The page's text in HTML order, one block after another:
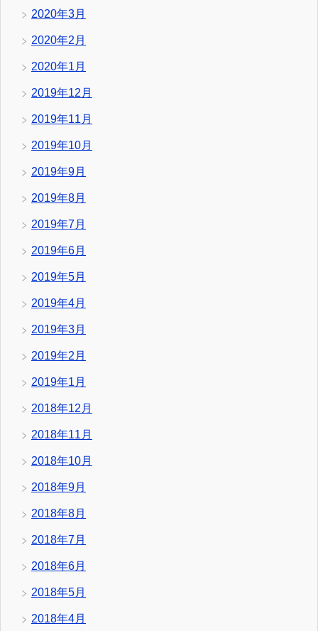
2020年3月
2020年2月
2020年1月
2019年12月
2019年11月
2019年10月
2019年9月
2019年8月
2019年7月
2019年6月
2019年5月
2019年4月
2019年3月
2019年2月
2019年1月
2018年12月
2018年11月
2018年10月
2018年9月
2018年8月
2018年7月
2018年6月
2018年5月
2018年4月